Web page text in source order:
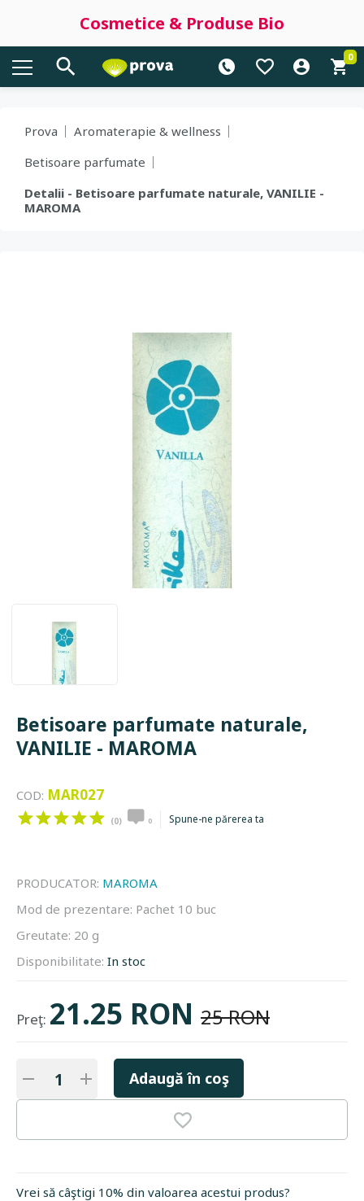
Cosmetice & Produse Bio
0
Prova
Aromaterapie & wellness
Betisoare parfumate
Detalii - Betisoare parfumate naturale, VANILIE -
MAROMA
Betisoare parfumate naturale,
VANILIE - MAROMA
COD: MAR027
(0) 0 Spune-ne părerea ta
PRODUCATOR: MAROMA
Mod de prezentare: Pachet 10 buc
Greutate: 20 g
Disponibilitate: In stoc
Preţ: 21.25 RON 25 RON
Adaugă în coş
Vrei să câştigi 10% din valoarea acestui produs?